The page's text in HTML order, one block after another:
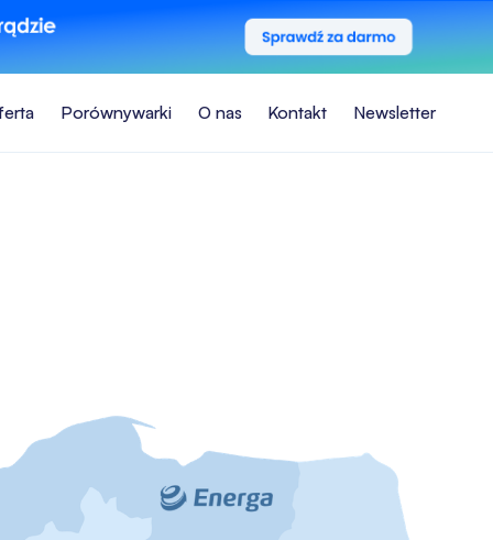
Porównywarki O nas Kontakt Newsletter